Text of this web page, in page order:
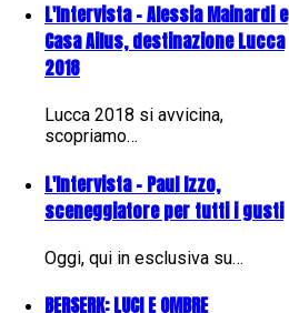
L'Intervista - Alessia Mainardi e
Casa Ailus, destinazione Lucca
2018
Lucca 2018 si avvicina,
scopriamo…
L'Intervista - Paul Izzo,
sceneggiatore per tutti i gusti
Oggi, qui in esclusiva su…
BERSERK: LUCI E OMBRE